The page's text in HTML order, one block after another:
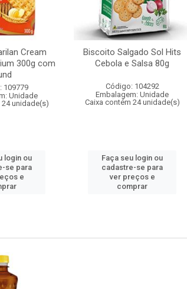
Cream
300g com
109779
Unidade
unidade(s)
login ou
se para
e
Biscoito Salgado Sol Hits
Cebola e Salsa 80g
Código: 104292
Embalagem: Unidade
Caixa contém 24 unidade(s)
Faça seu login ou
cadastre-se para
ver preços e
comprar